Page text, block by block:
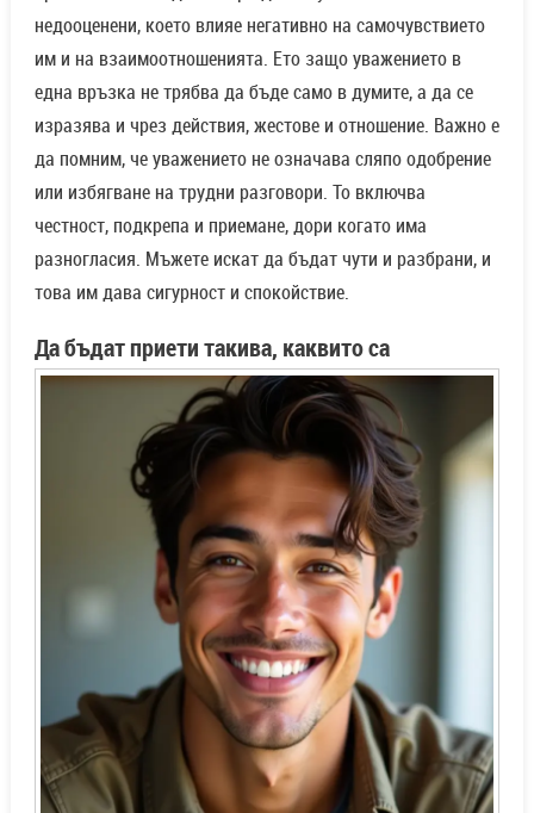
недооценени, което влияе негативно на самочувствието
им и на взаимоотношенията. Ето защо уважението в
една връзка не трябва да бъде само в думите, а да се
изразява и чрез действия, жестове и отношение. Важно е
да помним, че уважението не означава сляпо одобрение
или избягване на трудни разговори. То включва
честност, подкрепа и приемане, дори когато има
разногласия. Мъжете искат да бъдат чути и разбрани, и
това им дава сигурност и спокойствие.
Да бъдат приети такива, каквито са